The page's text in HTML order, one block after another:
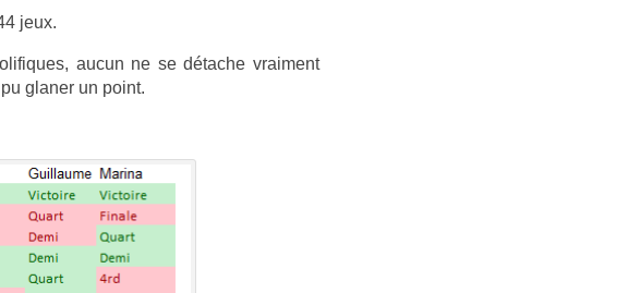
jeux.
aucun ne se détache vrai­ment
glan­er un point.